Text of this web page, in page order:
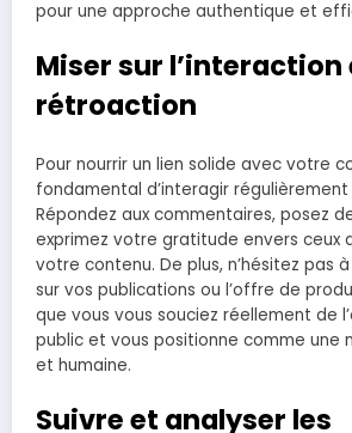
pour une approche authentique et
Miser sur l’interaction
rétroaction
Pour nourrir un lien solide avec votre
fondamental d’interagir
Répondez aux commentaires, posez
exprimez votre gratitude envers ceux
votre contenu. De plus, n’hésitez pas
sur vos publications ou l’offre de
que vous vous souciez réellement de
public et vous positionne comme une
et humaine.
Suivre et analyser les